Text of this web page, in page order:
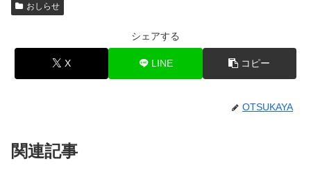
おしらせ
シェアする
X LINE コピー
OTSUKAYA
関連記事